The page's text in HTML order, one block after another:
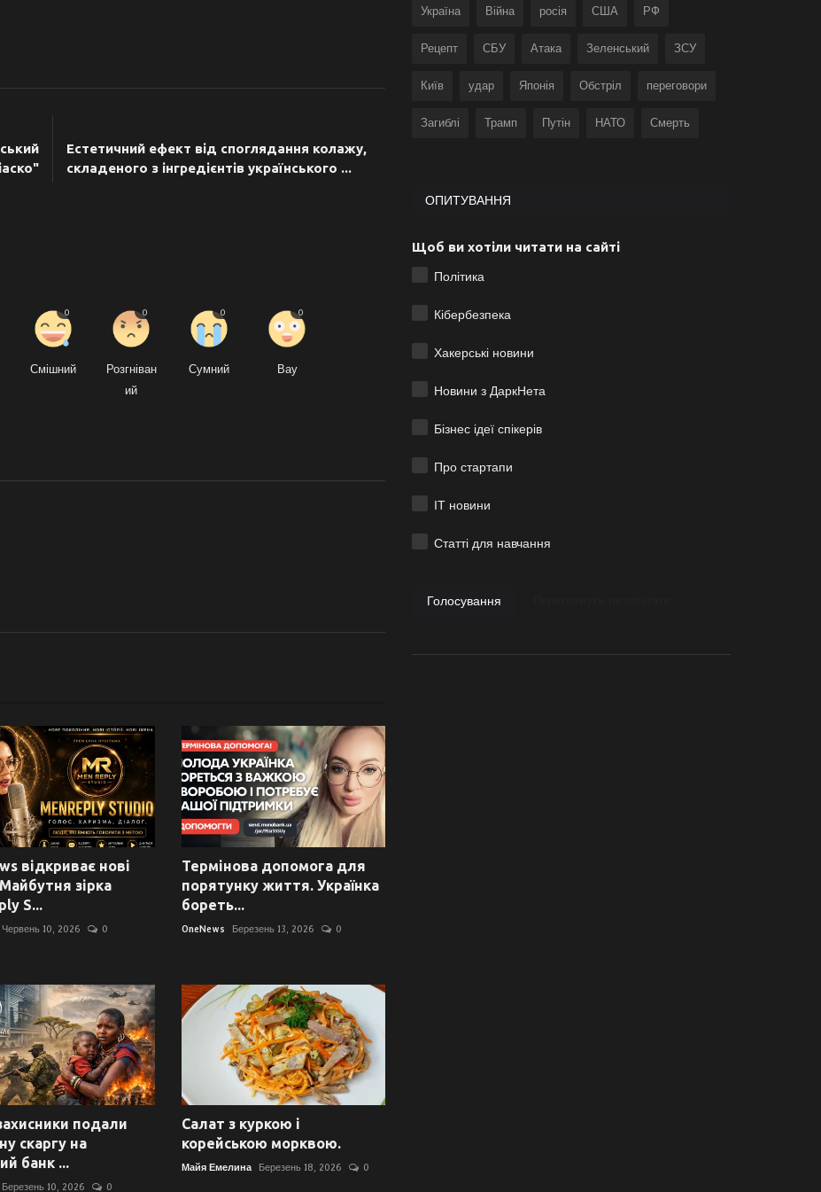
Естетичний ефект від споглядання колажу,
складеного з інгредієнтів українського ...
Смішний
0
Розгніван
ий
0
Сумний
0
Вау
0
відкриває нові
зірка
S...
Червень 10, 2026 0
Термінова допомога для
порятунку життя. Українка
бореть...
OneNews Березень 13, 2026 0
подали
скаргу на
банк ...
Березень 10, 2026 0
Салат з куркою і
корейською морквою.
Майя Емелина Березень 18, 2026 0
Україна Війна росія США РФ
Рецепт СБУ Атака Зеленський ЗСУ
Київ удар Японія Обстріл переговори
Загиблі Трамп Путін НАТО Смерть
ОПИТУВАННЯ
Щоб ви хотіли читати на сайті
Політика
Кібербезпека
Хакерські новини
Новини з ДаркНета
Бізнес ідеї спікерів
Про стартапи
ІТ новини
Статті для навчання
Голосування